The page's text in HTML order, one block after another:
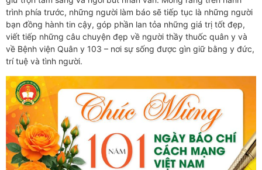
trình phía trước, những người làm báo sẽ tiếp tục là những người
bạn đồng hành tin cậy, góp phần lan tỏa những giá trị tốt đẹp,
viết tiếp những câu chuyện đẹp về người thầy thuốc quân y và
về Bệnh viện Quân y 103 – nơi sự sống được gìn giữ bằng y đức,
trí tuệ và tình người.